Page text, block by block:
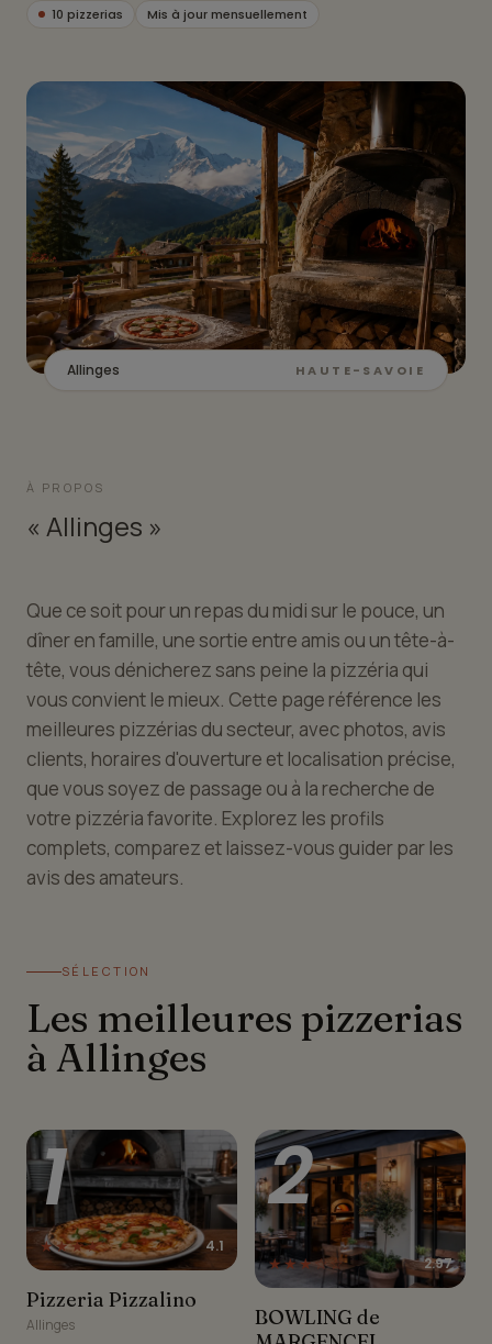
10 pizzerias Mis à jour mensuellement
Allinges HAUTE-SAVOIE
À PROPOS
« Allinges »
Que ce soit pour un repas du midi sur le pouce, un
dîner en famille, une sortie entre amis ou un tête-à-
tête, vous dénicherez sans peine la pizzéria qui
vous convient le mieux. Cette page référence les
meilleures pizzérias du secteur, avec photos, avis
clients, horaires d'ouverture et localisation précise,
que vous soyez de passage ou à la recherche de
votre pizzéria favorite. Explorez les profils
complets, comparez et laissez-vous guider par les
avis des amateurs.
SÉLECTION
Les meilleures pizzerias
à Allinges
Pizzeria Pizzalino
1
★★★★☆ 4.1
Pizzeria Pizzalino
Allinges
BOWLING de MARGENCEL
2
★★★☆☆ 2.97
BOWLING de